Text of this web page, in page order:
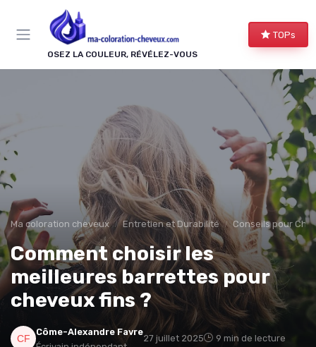
OSEZ LA COULEUR, RÉVÉLEZ-VOUS
TOPs
Ma coloration cheveux Entretien et Durabilité Conseils pour
Comment choisir les
meilleures barrettes pour
cheveux fins ?
Côme-Alexandre Favre
27 juillet 2025 9 min de lecture
Panneau de gestion des cookies